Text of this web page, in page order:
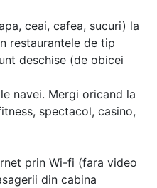
ceai, cafea, sucuri) la
restaurantele de tip
deschise (de obicei
navei. Mergi oricand la
spectacol, casino,
prin Wi-fi (fara video
din cabina